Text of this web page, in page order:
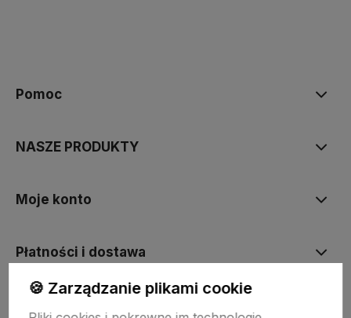
Pomoc
NASZE PRODUKTY
Moje konto
Płatności i dostawa
🍪 Zarządzanie plikami cookie